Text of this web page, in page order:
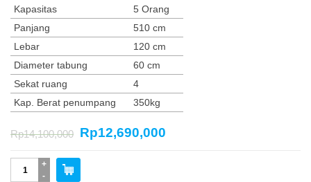
Kapasitas
5 Orang
Panjang
510 cm
Lebar
120 cm
Diameter tabung
60 cm
Sekat ruang
4
Kap. Berat penumpang
350kg
Rp14,100,000 Rp12,690,000